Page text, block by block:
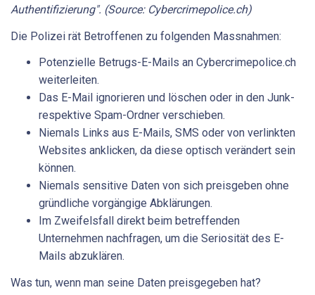
Authentifizierung". (Source: Cybercrimepolice.ch)
Die Polizei rät Betroffenen zu folgenden Massnahmen:
Potenzielle Betrugs-E-Mails an Cybercrimepolice.ch
weiterleiten.
Das E-Mail ignorieren und löschen oder in den Junk-
respektive Spam-Ordner verschieben.
Niemals Links aus E-Mails, SMS oder von verlinkten
Websites anklicken, da diese optisch verändert sein
können.
Niemals sensitive Daten von sich preisgeben ohne
gründliche vorgängige Abklärungen.
Im Zweifelsfall direkt beim betreffenden
Unternehmen nachfragen, um die Seriosität des E-
Mails abzuklären.
Was tun, wenn man seine Daten preisgegeben hat?